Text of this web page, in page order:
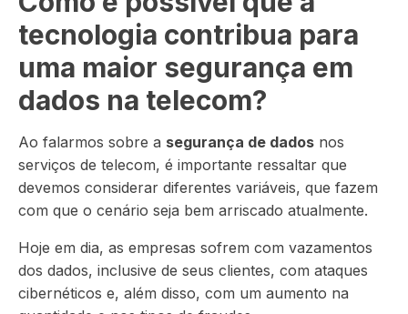
tecnologia contribua para
uma maior segurança em
dados na telecom?
Ao falarmos sobre a segurança de dados nos
serviços de telecom, é importante ressaltar que
devemos considerar diferentes variáveis, que fazem
com que o cenário seja bem arriscado atualmente.
Hoje em dia, as empresas sofrem com vazamentos
dos dados, inclusive de seus clientes, com ataques
cibernéticos e, além disso, com um aumento na